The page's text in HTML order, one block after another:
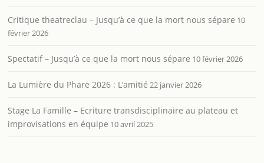
Critique theatreclau – Jusqu’à ce que la mort nous sépare 10
février 2026
Spectatif – Jusqu’à ce que la mort nous sépare 10 février 2026
La Lumière du Phare 2026 : L’amitié 22 janvier 2026
Stage La Famille – Ecriture transdisciplinaire au plateau et
improvisations en équipe 10 avril 2025